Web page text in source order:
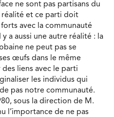
ne sont pas partisans du
réalité et ce parti doit
avec la communauté
a aussi une autre réalité : la
ne peut pas se
œufs dans le même
liens avec le parti
les individus qui
pas notre communauté.
sous la direction de M.
l’importance de ne pas